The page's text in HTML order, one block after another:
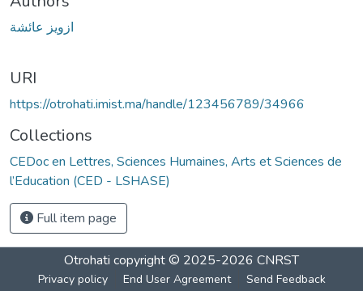
ازويز عائشة
URI
https://otrohati.imist.ma/handle/123456789/34966
Collections
CEDoc en Lettres, Sciences Humaines, Arts et Sciences de
l’Education (CED - LSHASE)
Full item page
Otrohati copyright © 2025-2026 CNRST
Privacy policy End User Agreement Send Feedback